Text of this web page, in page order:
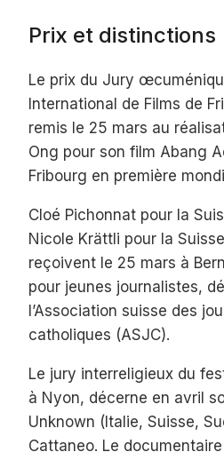
Prix et distinctions
Le prix du Jury
International de Films de
remis le 25 mars au
Ong pour son film Abang
Fribourg en première
Cloé Pichonnat pour la
Nicole Krättli pour la
reçoivent le 25 mars à
pour jeunes journalistes,
l’Association suisse des
catholiques (ASJC).
Le jury interreligieux du
à Nyon, décerne en avril
Unknown (Italie, Suisse,
Cattaneo. Le